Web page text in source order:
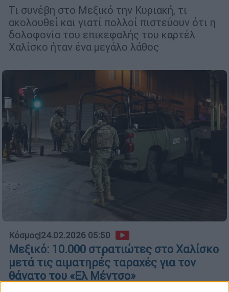
Τι συνέβη στο Μεξικό την Κυριακή, τι
ακολουθεί και γιατί πολλοί πιστεύουν ότι η
δολοφονία του επικεφαλής του καρτέλ
Χαλίσκο ήταν ένα μεγάλο λάθος
Κόσμος|24.02.2026 05:50
Μεξικό: 10.000 στρατιώτες στο Χαλίσκο
μετά τις αιματηρές ταραχές για τον
θάνατο του «Ελ Μέντσο»